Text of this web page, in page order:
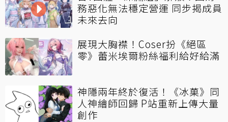
務惡化無法穩定營運 同步揭成員
未來去向
展現大胸襟！Coser扮《絕區
零》蕾米埃爾粉絲福利給好給滿
神隱兩年終於復活！《冰菓》同
人神繪師回歸 P站重新上傳大量
創作